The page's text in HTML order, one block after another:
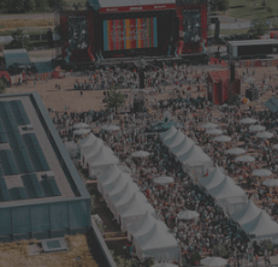
#LIVE #FESTIVAL
Familiäre
Check-in,
haben die komplette